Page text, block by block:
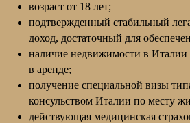
возраст от 18 лет;
подтвержденный стабильный
доход, достаточный для
наличие недвижимости в Италии
в аренде;
получение специальной визы
консульством Италии по месту
действующая медицинская